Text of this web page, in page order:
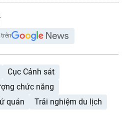
Cục Cảnh sát
chức năng
quán
Trải nghiệm du lịch